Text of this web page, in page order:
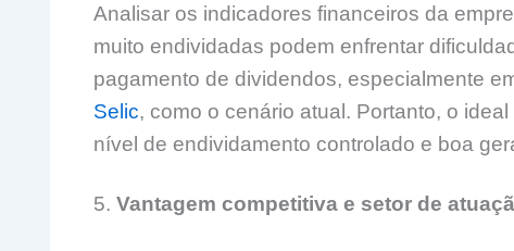
Analisar os indicadores financeiros da
muito endividadas podem enfrentar
pagamento de dividendos, especialmente
Selic, como o cenário atual. Portanto, o
nível de endividamento controlado e boa
5. Vantagem competitiva e setor de